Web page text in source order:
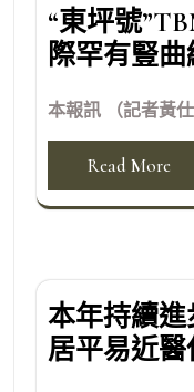
“東坪號
際罕有豎
本報訊 （記者黃
Read More
本年持續
居平易近